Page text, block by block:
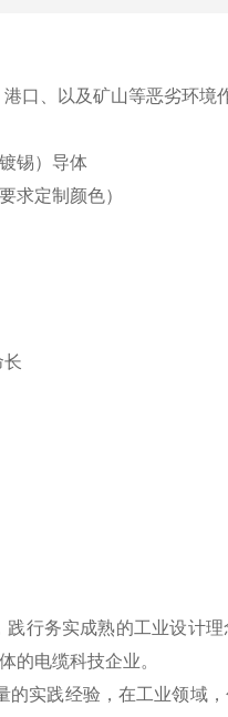
口、以及矿山等恶劣环境
锡）导体
求定制颜色）
长
行务实成熟的工业设计
的电缆科技企业。
实践经验，在工业领域，